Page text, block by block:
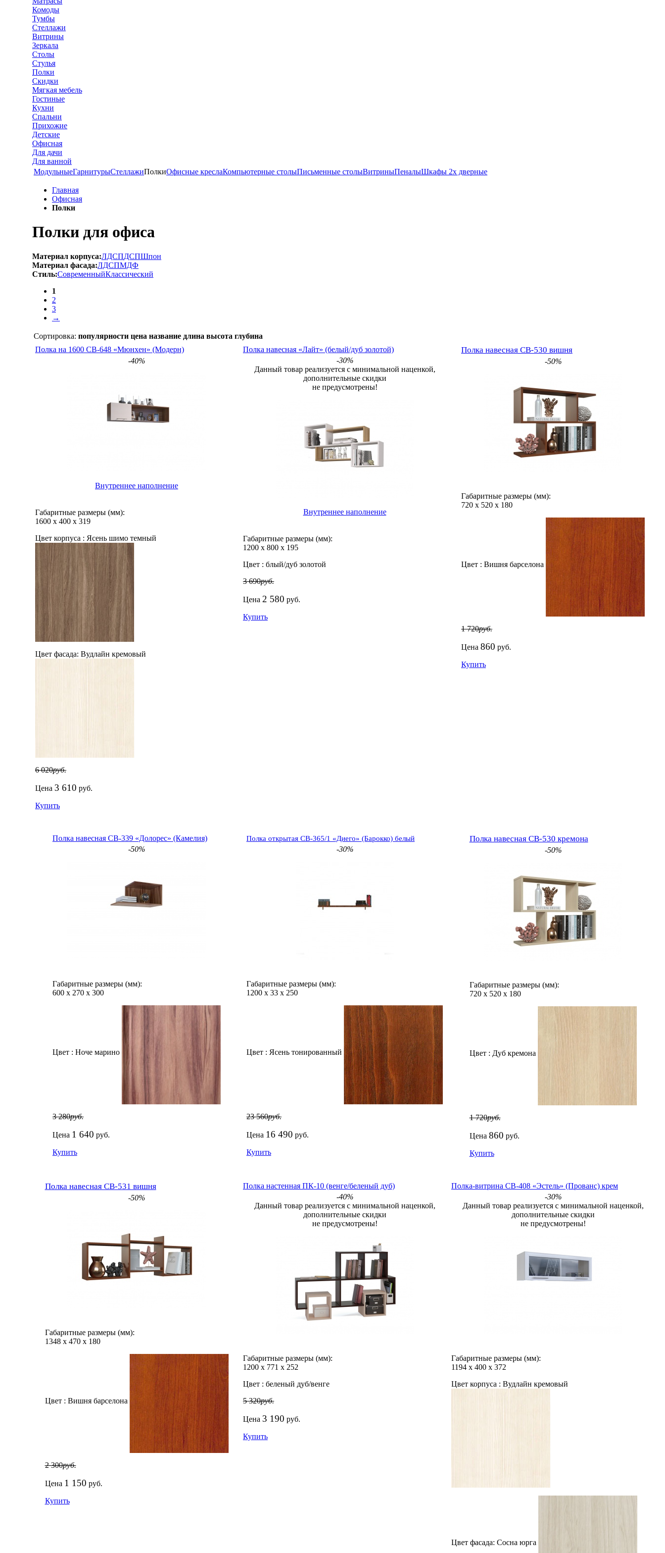
Комоды
Тумбы
Стеллажи
Витрины
Зеркала
Столы
Стулья
Полки
Скидки
Мягкая мебель
Гостиные
Кухни
Спальни
Прихожие
Детские
Офисная
Для дачи
Для ванной
МодульныеГарнитурыСтеллажиПолкиОфисные креслаКомпьютерные столыПисьменные столыВитриныПеналыШкафы 2х дверные
Главная
Офисная
Полки
Полки для офиса
Материал корпуса:ЛДСПДСПШпон
Материал фасада:ЛДСПМДФ
Стиль:СовременныйКлассический
1
2
3
→
Сортировка: популярности цена название длина высота глубина
Полка на 1600 СВ-648 «Мюнхен» (Модерн)
-40%
Внутреннее наполнение
Габаритные размеры (мм):
1600 х 400 х 319
Цвет корпуса : Ясень шимо темный
Цвет фасада: Вудлайн кремовый
6 020руб.
Цена 3 610 руб.
Купить
Полка навесная «Лайт» (белый/дуб золотой)
-30%
Данный товар реализуется с минимальной наценкой,
дополнительные скидки
не предусмотрены!
Внутреннее наполнение
Габаритные размеры (мм):
1200 х 800 х 195
Цвет : блый/дуб золотой
3 690руб.
Цена 2 580 руб.
Купить
Полка навесная СВ-530 вишня
-50%
Габаритные размеры (мм):
720 х 520 х 180
Цвет : Вишня барселона
1 720руб.
Цена 860 руб.
Купить
Полка навесная СВ-339 «Долорес» (Камелия)
-50%
Габаритные размеры (мм):
600 х 270 х 300
Цвет : Ноче марино
3 280руб.
Цена 1 640 руб.
Купить
Полка открытая СВ-365/1 «Диего» (Барокко) белый
-30%
Габаритные размеры (мм):
1200 х 33 х 250
Цвет : Ясень тонированный
23 560руб.
Цена 16 490 руб.
Купить
Полка навесная СВ-530 кремона
-50%
Габаритные размеры (мм):
720х 520х 180
Цвет : Дуб кремона
1 720руб.
Цена 860 руб.
Купить
Полка навесная СВ-531 вишня
-50%
Габаритные размеры (мм):
1348х 470х 180
Цвет : Вишня барселона
2 300руб.
Цена 1 150 руб.
Купить
Полка настенная ПК-10 (венге/беленый дуб)
-40%
Данный товар реализуется с минимальной наценкой,
дополнительные скидки
не предусмотрены!
Габаритные размеры (мм):
1200 х 771 х 252
Цвет : беленый дуб/венге
5 320руб.
Цена 3 190 руб.
Купить
Полка-витрина СВ-408 «Эстель» (Прованс) крем
-30%
Данный товар реализуется с минимальной наценкой,
дополнительные скидки
не предусмотрены!
Габаритные размеры (мм):
1194 х 400 х 372
Цвет корпуса : Вудлайн кремовый
Цвет фасада: Сосна юрга